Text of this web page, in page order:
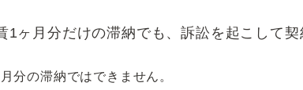
1ヶ月分だけの滞納でも、訴訟を起こして契
分の滞納ではできません。